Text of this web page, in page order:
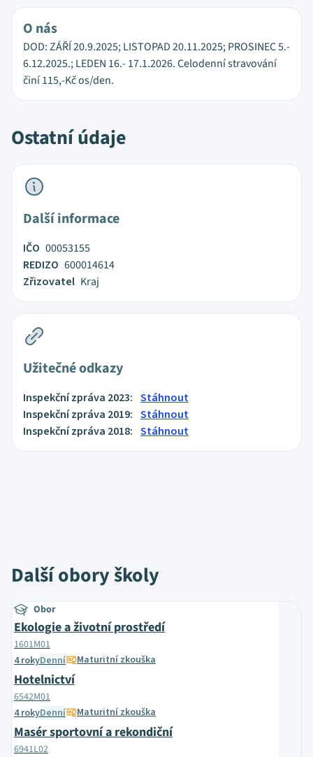
O nás
DOD: ZÁŘÍ 20.9.2025; LISTOPAD 20.11.2025; PROSINEC 5.-
6.12.2025.; LEDEN 16.- 17.1.2026. Celodenní stravování
činí 115,-Kč os/den.
Ostatní údaje
Další informace
IČO 00053155
REDIZO 600014614
Zřizovatel Kraj
Užitečné odkazy
Inspekční zpráva 2023: Stáhnout
Inspekční zpráva 2019: Stáhnout
Inspekční zpráva 2018: Stáhnout
Další obory školy
Obor
Ekologie a životní prostředí
1601M01
4 rokyDenní Maturitní zkouška
Hotelnictví
6542M01
4 rokyDenní Maturitní zkouška
Masér sportovní a rekondiční
6941L02